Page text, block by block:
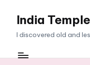
India
I discovered old and